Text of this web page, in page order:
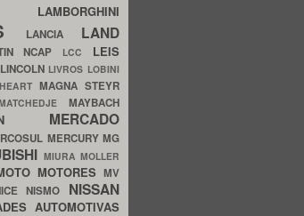
LAMBORGHINI
LANCIA LAND
NCAP LCC LEIS
LINCOLN LIVROS LOBINI
MAGNA STEYR
MAYBACH
MERCADO
MERCURYMG
MIURA MOLLER
MOTORES MV
NISMO NISSAN
AUTOMOTIVAS